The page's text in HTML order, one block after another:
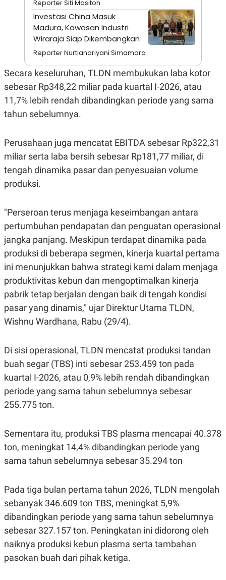
R
I
A
N
L
A
R
I
KANAL
P
S
A
T
D
T
A
I
A
G
E
S
O
N
A
V
L
I
P
U
JARINGAN
O
A
N
A
A
M
Y
R
S
R
E
E
E
.
I
A
N
G
G
I
N
E
R
Reporter Siti Masitoh
Investasi China Masuk
Madura, Kawasan Industri
Wiraraja Siap Dikembangkan
Reporter Nurtiandriyani Simamora
Secara keseluruhan, TLDN membukukan laba kotor
sebesar Rp348,22 miliar pada kuartal I-2026, atau
11,7% lebih rendah dibandingkan periode yang sama
tahun sebelumnya.
Perusahaan juga mencatat EBITDA sebesar Rp322,31
miliar serta laba bersih sebesar Rp181,77 miliar, di
tengah dinamika pasar dan penyesuaian volume
produksi.
"Perseroan terus menjaga keseimbangan antara
pertumbuhan pendapatan dan penguatan operasional
jangka panjang. Meskipun terdapat dinamika pada
produksi di beberapa segmen, kinerja kuartal pertama
ini menunjukkan bahwa strategi kami dalam menjaga
produktivitas kebun dan mengoptimalkan kinerja
pabrik tetap berjalan dengan baik di tengah kondisi
pasar yang dinamis," ujar Direktur Utama TLDN,
Wishnu Wardhana, Rabu (29/4).
Di sisi operasional, TLDN mencatat produksi tandan
buah segar (TBS) inti sebesar 253.459 ton pada
kuartal I-2026, atau 0,9% lebih rendah dibandingkan
periode yang sama tahun sebelumnya sebesar
255.775 ton.
Sementara itu, produksi TBS plasma mencapai 40.378
ton, meningkat 14,4% dibandingkan periode yang
sama tahun sebelumnya sebesar 35.294 ton
Pada tiga bulan pertama tahun 2026, TLDN mengolah
sebanyak 346.609 ton TBS, meningkat 5,9%
dibandingkan periode yang sama tahun sebelumnya
sebesar 327.157 ton. Peningkatan ini didorong oleh
naiknya produksi kebun plasma serta tambahan
pasokan buah dari pihak ketiga.